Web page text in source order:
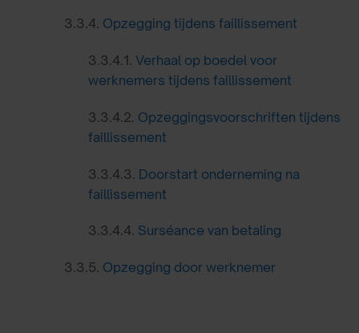
3.3.4. Opzegging tijdens faillissement
3.3.4.1. Verhaal op boedel voor
werknemers tijdens faillissement
3.3.4.2. Opzeggingsvoorschriften tijdens
faillissement
3.3.4.3. Doorstart onderneming na
faillissement
3.3.4.4. Surséance van betaling
3.3.5. Opzegging door werknemer